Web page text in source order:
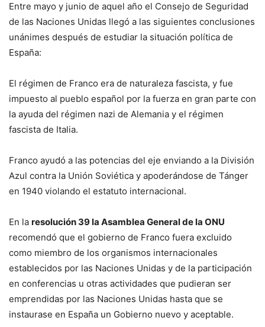
Entre mayo y junio de aquel año el Consejo de Seguridad
de las Naciones Unidas llegó a las siguientes conclusiones
unánimes después de estudiar la situación política de
España:
El régimen de Franco era de naturaleza fascista, y fue
impuesto al pueblo español por la fuerza en gran parte con
la ayuda del régimen nazi de Alemania y el régimen
fascista de Italia.
Franco ayudó a las potencias del eje enviando a la División
Azul contra la Unión Soviética y apoderándose de Tánger
en 1940 violando el estatuto internacional.
En la resolución 39 la Asamblea General de la ONU
recomendó que el gobierno de Franco fuera excluido
como miembro de los organismos internacionales
establecidos por las Naciones Unidas y de la participación
en conferencias u otras actividades que pudieran ser
emprendidas por las Naciones Unidas hasta que se
instaurase en España un Gobierno nuevo y aceptable.